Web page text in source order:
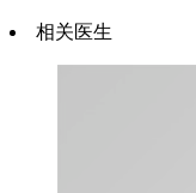
相关医生